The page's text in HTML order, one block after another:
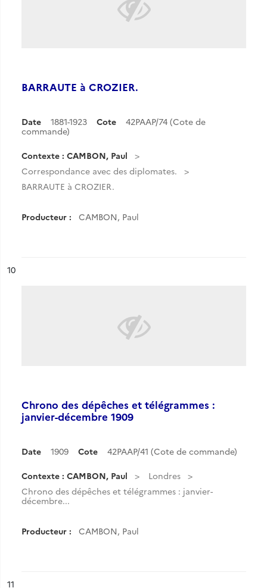
BARRAUTE à CROZIER.
Date 1881-1923 Cote
42PAAP/74 (Cote de
commande)
Contexte : CAMBON, Paul
Correspondance avec des diplomates.
BARRAUTE à CROZIER.
Producteur : CAMBON, Paul
n°
10
Chrono des dépêches et télégrammes :
janvier-décembre 1909
Date 1909 Cote 42PAAP/41 (Cote de commande)
Contexte : CAMBON, Paul
Londres
Chrono des dépêches et télégrammes : janvier-
décembre...
Producteur : CAMBON, Paul
n°
11